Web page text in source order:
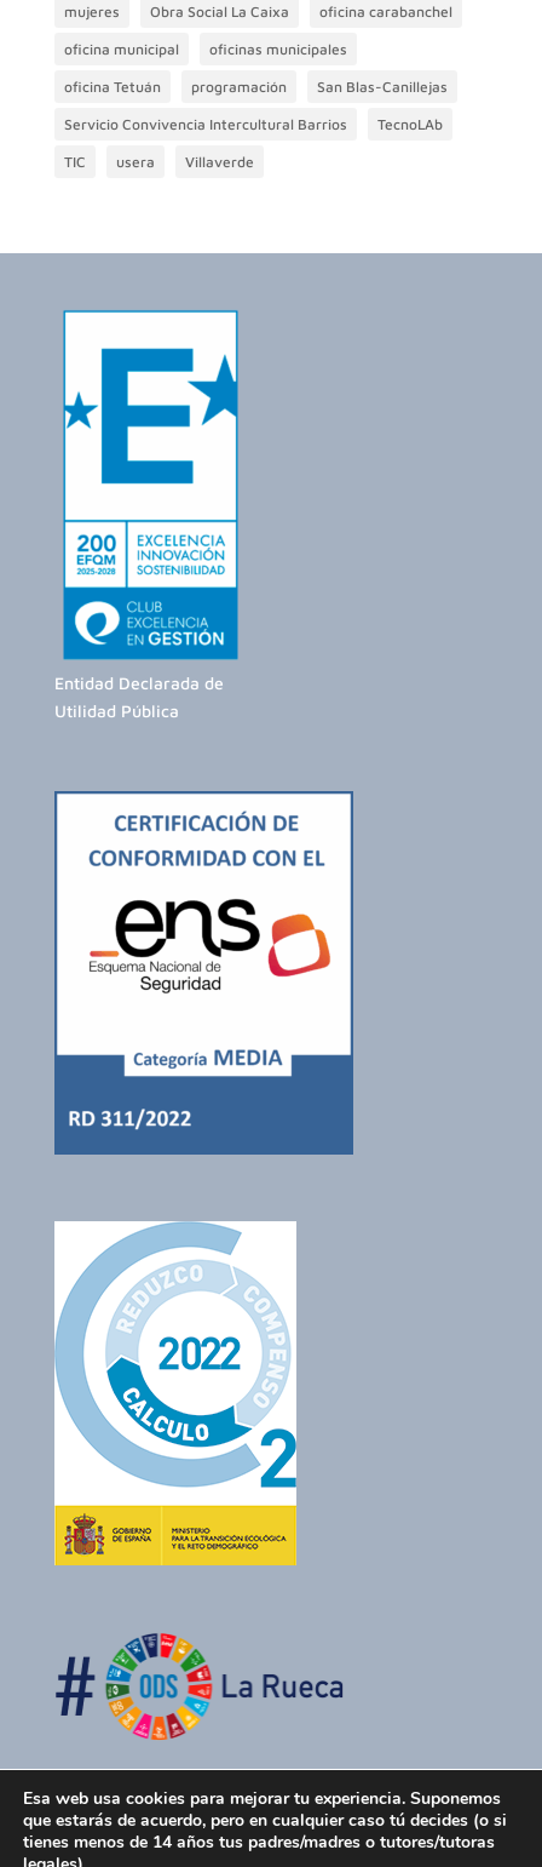
mujeres Obra Social La Caixa oficina carabanchel
oficina municipal oficinas municipales
oficina Tetuán programación San Blas-Canillejas
Servicio Convivencia Intercultural Barrios TecnoLAb
TIC usera Villaverde
Entidad Declarada de
Utilidad Pública
Esa web usa cookies para mejorar tu experiencia. Suponemos
que estarás de acuerdo, pero en cualquier caso tú decides (o si
tienes menos de 14 años tus padres/madres o tutores/tutoras